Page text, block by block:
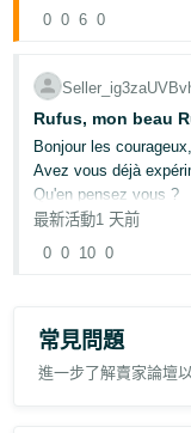
informations
l'article ou
Nous vous
les plus
75 caractères
dans le nom
les plus
Nous vous
Ce que vous devez
ou si vous
Les
compte pour
Les ID de
mondiale, ce
à gérer
Propriétaires de
Pour trouver votre
0 0 6 0
Rufus, mon beau
Bonjour les courageux,
Avez vous déjà
Qu'en pensez vous ?
Amazon introduit une
ami Rufus ! Il
doubles la puissance
du Rufus en plus 🤯
Le simple échange
最新活動1 天前
0 0 10 0
常見問題
進一步了解賣家論壇